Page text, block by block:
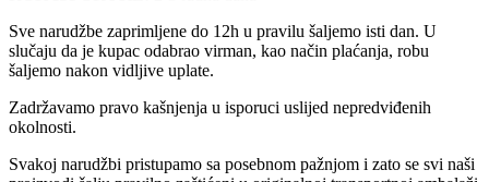
Sve narudžbe zaprimljene do 12h u pravilu šaljemo isti dan. U
slučaju da je kupac odabrao virman, kao način plaćanja, robu
šaljemo nakon vidljive uplate.
Zadržavamo pravo kašnjenja u isporuci uslijed nepredviđenih
okolnosti.
Svakoj narudžbi pristupamo sa posebnom pažnjom i zato se svi naši